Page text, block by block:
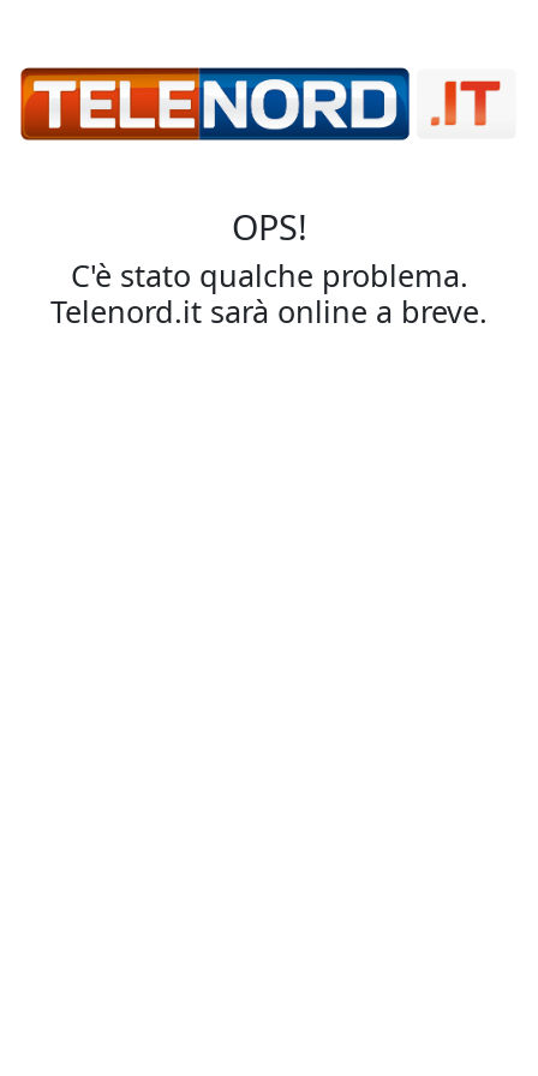
OPS!
C'è stato qualche problema.
Telenord.it sarà online a breve.